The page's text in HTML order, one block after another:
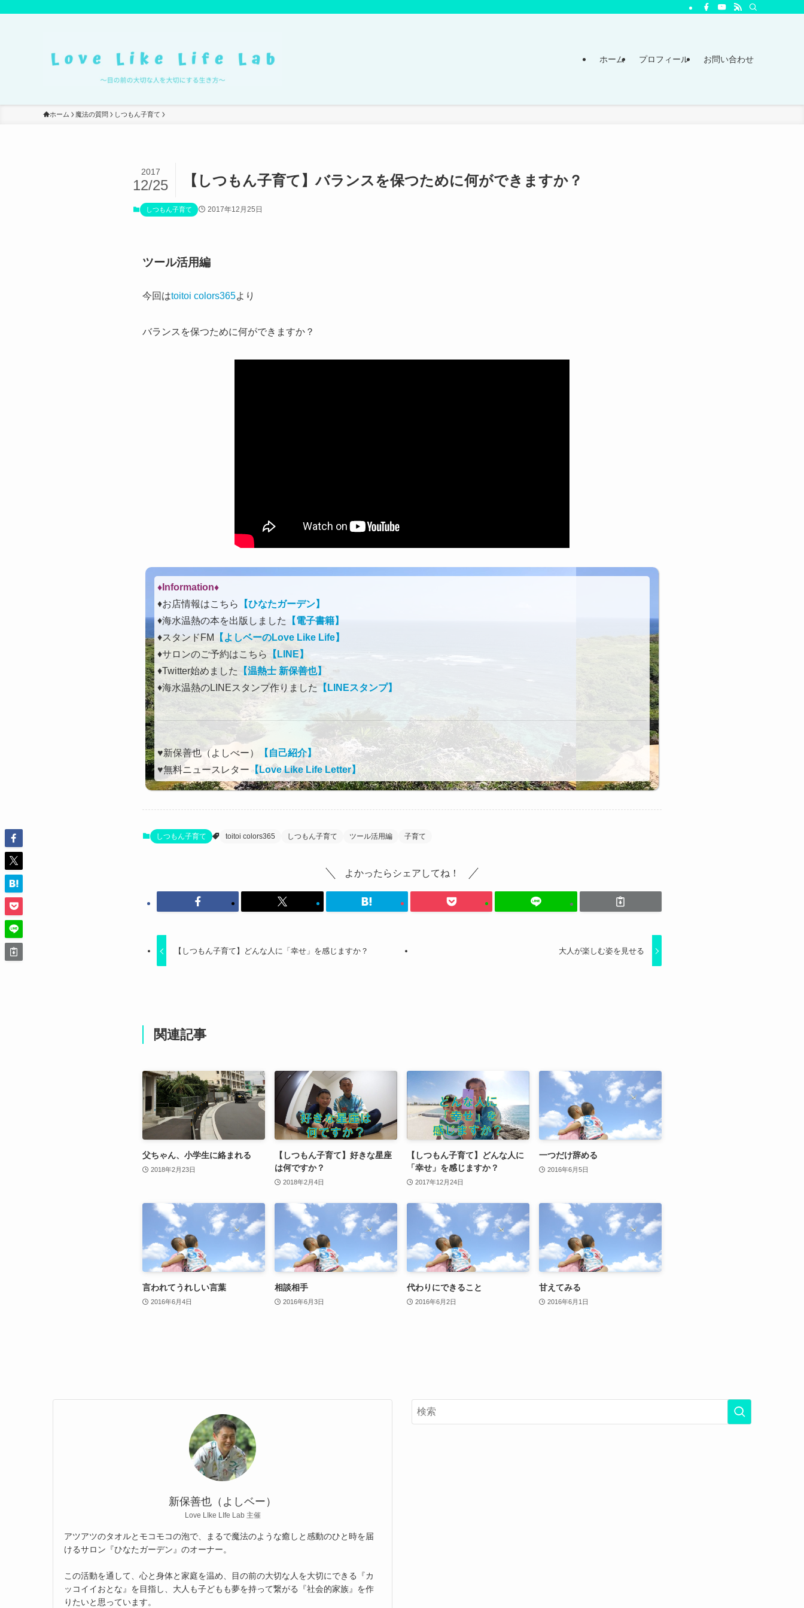
ホーム プロフィール お問い合わせ
ホーム 魔法の質問 しつもん子育て
【しつもん子育て】バランスを保つために何ができますか？
2017
12/25
しつもん子育て 2017年12月25日
ツール活用編
今回はtoitoi colors365より
バランスを保つために何ができますか？
♦Information♦︎
♦お店情報はこちら
【ひなたガーデン】
♦海水温熱の本を出版しました
【電子書籍】
♦スタンドFM
【よしベーのLove Like Life】
♦サロンのご予約はこちら
【LINE】
♦Twitter始めました
【温熱士 新保善也】
♦海水温熱のLINEスタンプ作りました【LINEスタンプ】
♥新保善也（よしべー）
【自己紹介】
♥無料ニュースレター 【Love Like Life Letter】
しつもん子育て toitoi colors365 しつもん子育て ツール活用編 子育て
よかったらシェアしてね！
【しつもん子育て】どんな人に「幸せ」を感じますか？ 大人が楽しむ姿を見せる
関連記事
父ちゃん、小学生に絡まれる
2018年2月23日
【しつもん子育て】好きな星座
は何ですか？
2018年2月4日
【しつもん子育て】どんな人に
「幸せ」を感じますか？
2017年12月24日
一つだけ辞める
2016年6月5日
言われてうれしい言葉
2016年6月4日
相談相手
2016年6月3日
代わりにできること
2016年6月2日
甘えてみる
2016年6月1日
新保善也（よしベー）
Love LIke LIfe Lab 主催
アツアツのタオルとモコモコの泡で、まるで魔法のような癒しと感動のひと時を届
けるサロン『ひなたガーデン』のオーナー。
この活動を通して、心と身体と家庭を温め、目の前の大切な人を大切にできる『カ
ッコイイおとな』を目指し、大人も子どもも夢を持って繋がる『社会的家族』を作
りたいと思っています。